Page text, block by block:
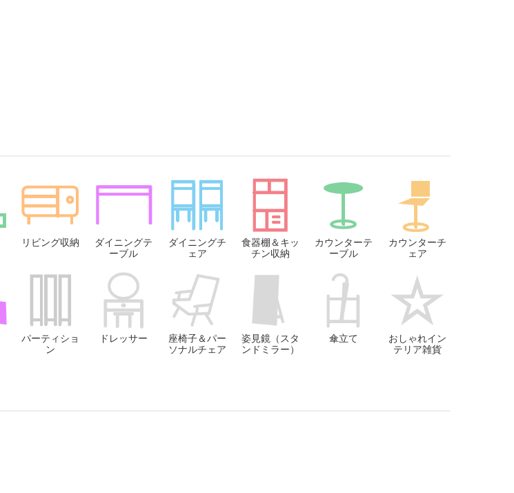
リビング収納
ダイニングテ
ーブル
ダイニングチ
ェア
食器棚＆キッ
チン収納
カウンターテ
ーブル
カウンターチ
ェア
パーティショ
ン
ドレッサー
座椅子＆パー
ソナルチェア
姿見鏡（スタ
ンドミラー）
傘立て
おしゃれイン
テリア雑貨